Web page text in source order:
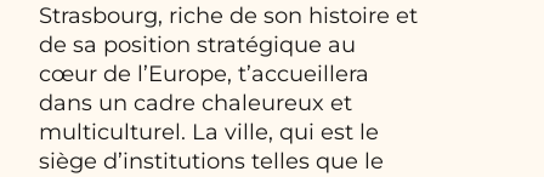
Strasbourg, riche de son histoire et
de sa position stratégique au
cœur de l’Europe, t’accueillera
dans un cadre chaleureux et
multiculturel. La ville, qui est le
siège d’institutions telles que le